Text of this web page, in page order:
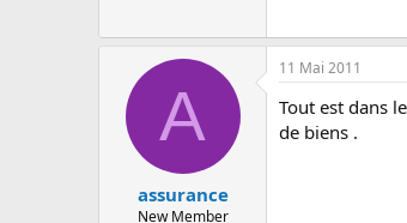
s
A
assurance
New Member
11 Mai 2011
Tout est dans
de biens .